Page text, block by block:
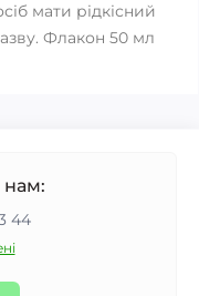
мати рідкісний
Флакон 50 мл
нам:
44